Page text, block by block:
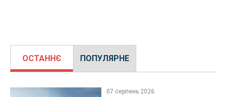
ОСТАННЄ ПОПУЛЯРНЕ
07 серпень 2026